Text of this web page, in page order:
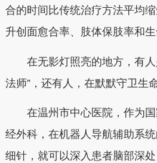
合的时间比传统治疗方法平均
升创面愈合率、肢体保肢率和生
在无影灯照亮的地方，有人
法师”，还有人，在默默守卫生
在温州市中心医院，作为国
经外科，在机器人导航辅助系
细针，就可以深入患者脑部深